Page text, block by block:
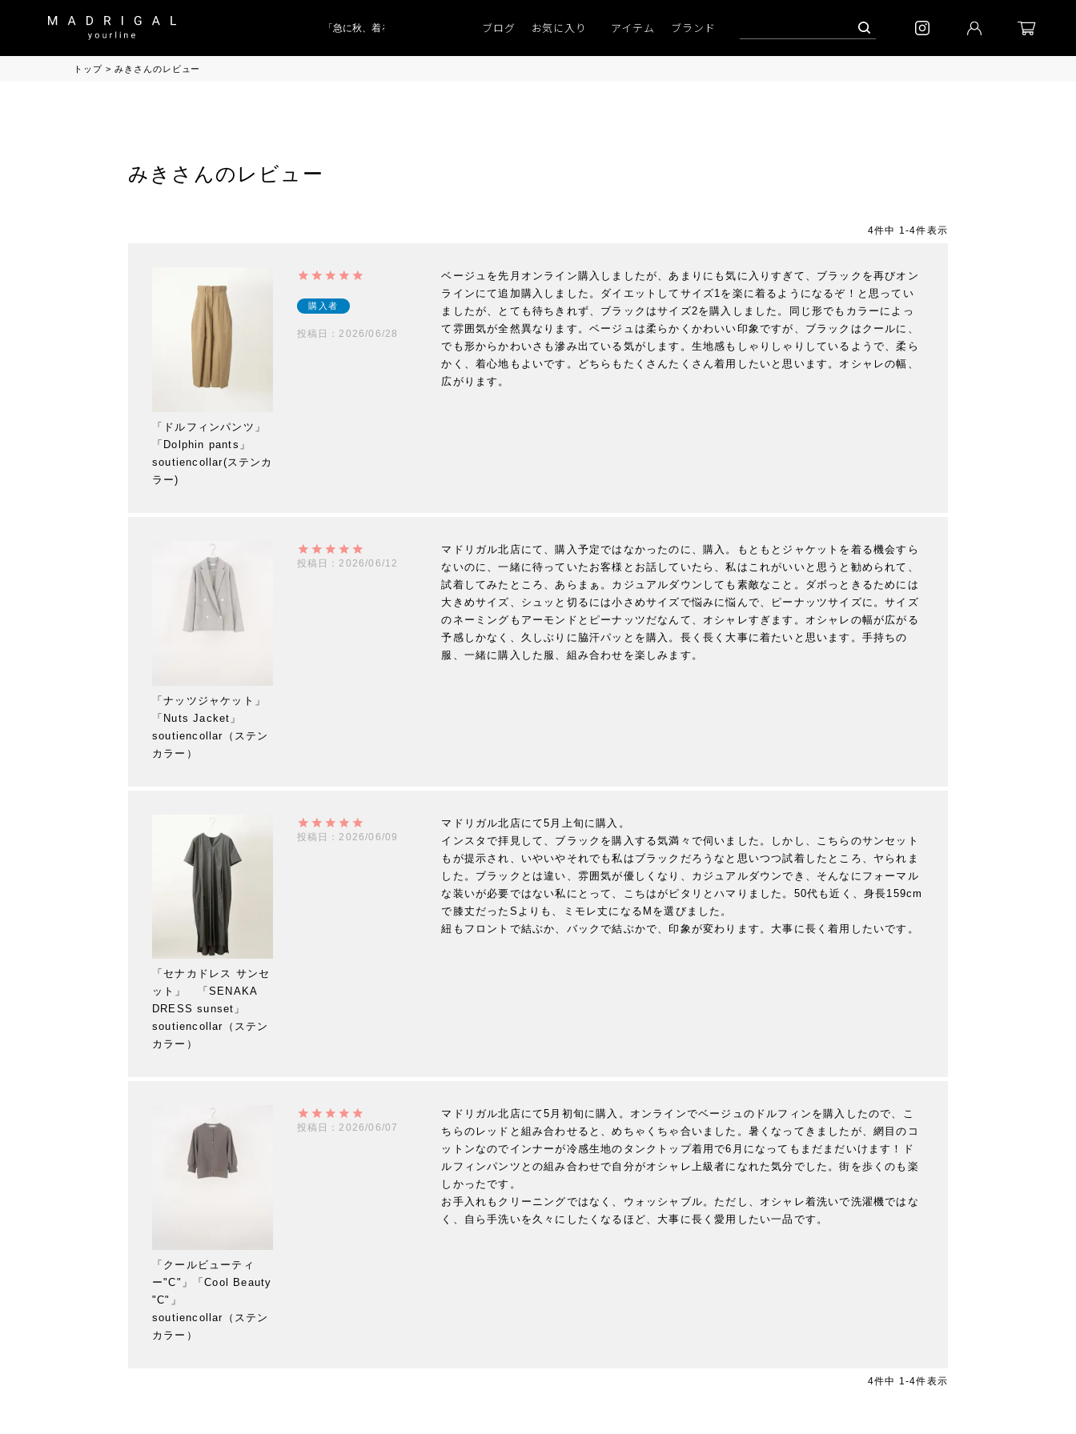
「急に秋、着るものがない」 「キレイなニット」 ポイント9％「マンスリーポイントキャンペーン」 到着｜2026AW「シフォンニット」 到着｜2026AW「マガジン
ブログ お気に入り アイテム ブランド
トップ みきさんのレビュー
みきさんのレビュー
4件中 1-4件表示
「ドルフィンパンツ」
「Dolphin pants」
soutiencollar(ステンカ
ラー)
購入者
投稿日 2026/06/28
ベージュを先月オンライン購入しましたが、あまりにも気に入りすぎて、ブラックを再びオン
ラインにて追加購入しました。ダイエットしてサイズ1を楽に着るようになるぞ！と思ってい
ましたが、とても待ちきれず、ブラックはサイズ2を購入しました。同じ形でもカラーによっ
て雰囲気が全然異なります。ベージュは柔らかくかわいい印象ですが、ブラックはクールに、
でも形からかわいさも滲み出ている気がします。生地感もしゃりしゃりしているようで、柔ら
かく、着心地もよいです。どちらもたくさんたくさん着用したいと思います。オシャレの幅、
広がります。
「ナッツジャケット」
「Nuts Jacket」
soutiencollar（ステン
カラー）
投稿日 2026/06/12
マドリガル北店にて、購入予定ではなかったのに、購入。もともとジャケットを着る機会すら
ないのに、一緒に待っていたお客様とお話していたら、私はこれがいいと思うと勧められて、
試着してみたところ、あらまぁ。カジュアルダウンしても素敵なこと。ダボっときるためには
大きめサイズ、シュッと切るには小さめサイズで悩みに悩んで、ピーナッツサイズに。サイズ
のネーミングもアーモンドとピーナッツだなんて、オシャレすぎます。オシャレの幅が広がる
予感しかなく、久しぶりに脇汗パッとを購入。長く長く大事に着たいと思います。手持ちの
服、一緒に購入した服、組み合わせを楽しみます。
「セナカドレス サンセ
ット」 「SENAKA
DRESS sunset」
soutiencollar（ステン
カラー）
投稿日 2026/06/09
マドリガル北店にて5月上旬に購入。
インスタで拝見して、ブラックを購入する気満々で伺いました。しかし、こちらのサンセット
もが提示され、いやいやそれでも私はブラックだろうなと思いつつ試着したところ、ヤられま
した。ブラックとは違い、雰囲気が優しくなり、カジュアルダウンでき、そんなにフォーマル
な装いが必要ではない私にとって、こちはがピタリとハマりました。50代も近く、身長159cm
で膝丈だったSよりも、ミモレ丈になるMを選びました。
紐もフロントで結ぶか、バックで結ぶかで、印象が変わります。大事に長く着用したいです。
「クールビューティ
ー"C"」「Cool Beauty
"C"」
soutiencollar（ステン
カラー）
投稿日 2026/06/07
マドリガル北店にて5月初旬に購入。オンラインでベージュのドルフィンを購入したので、こ
ちらのレッドと組み合わせると、めちゃくちゃ合いました。暑くなってきましたが、網目のコ
ットンなのでインナーが冷感生地のタンクトップ着用で6月になってもまだまだいけます！ド
ルフィンパンツとの組み合わせで自分がオシャレ上級者になれた気分でした。街を歩くのも楽
しかったです。
お手入れもクリーニングではなく、ウォッシャブル。ただし、オシャレ着洗いで洗濯機ではな
く、自ら手洗いを久々にしたくなるほど、大事に長く愛用したい一品です。
4件中 1-4件表示